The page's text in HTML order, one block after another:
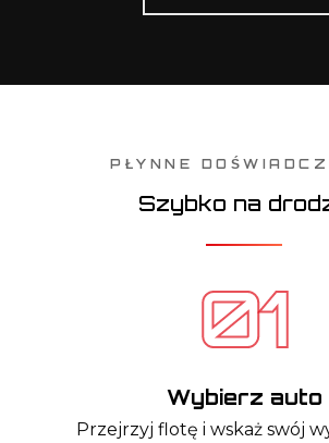
PŁYNNE
Szybko na
Wybierz auto
Przejrzyj flotę i wskaż swój